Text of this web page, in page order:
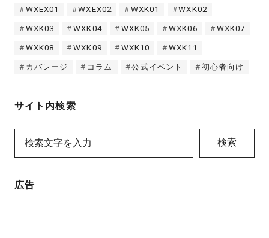
WXEX01 WXEX02 WXK01 WXK02
WXK03 WXK04 WXK05 WXK06 WXK07
WXK08 WXK09 WXK10 WXK11
カバレージ コラム 公式イベント 初心者向け
サイト内検索
検索
広告